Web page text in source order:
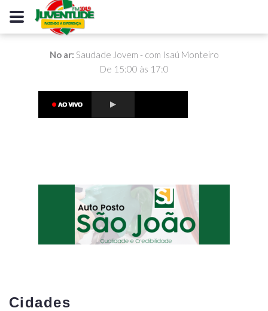
No ar: Saudade Jovem - com Isaú Monteiro
De 15:00 às 17:0
Cidades